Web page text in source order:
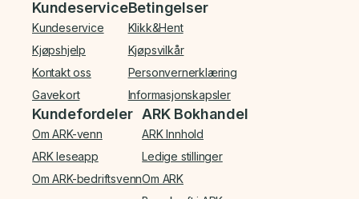
Bunnmeny
Kundeservice
Kundeservice
Kjøpshjelp
Kontakt oss
Gavekort
Betingelser
Klikk&Hent
Kjøpsvilkår
Personvernerklæring
Informasjonskapsler
Kundefordeler
Om ARK-venn
ARK leseapp
Om ARK-bedriftsvenn
ARK Bokhandel
ARK Innhold
Ledige stillinger
Om ARK